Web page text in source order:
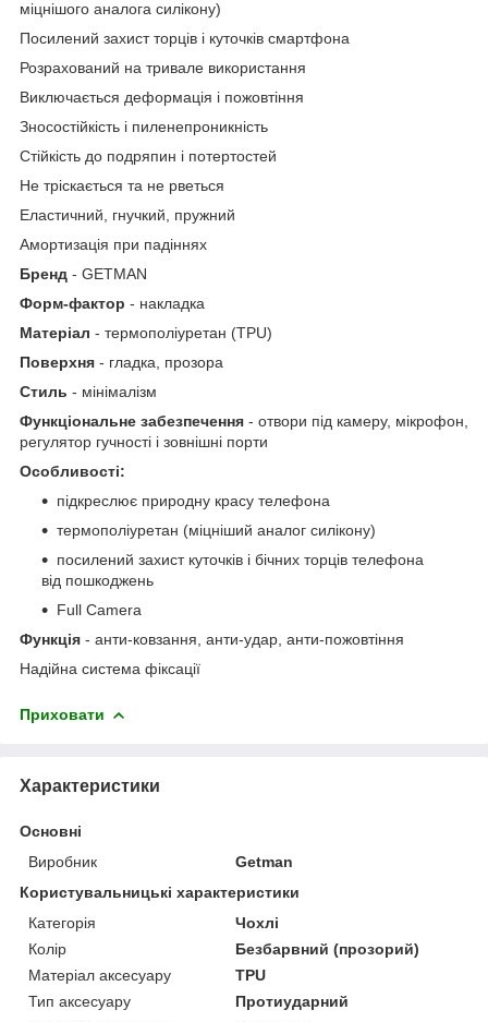
мiцнiшого аналога силікону)
Посилений захист торців і куточків смартфона
Розрахований на тривале використання
Виключається деформація і пожовтіння
Зносостійкість і пиленепроникність
Стійкість до подряпин і потертостей
Не тріскається та не рветься
Еластичний, гнучкий, пружний
Амортизація при падіннях
Бренд - GETMAN
Форм-фактор - накладка
Матеріал - термополiуретан (TPU)
Поверхня - гладка, прозора
Стиль - мінімалізм
Функціональне забезпечення - отвори під камеру, мікрофон,
регулятор гучності і зовнішні порти
Особливості:
підкреслює природну красу телефона
термополiуретан (міцніший аналог силікону)
посилений захист куточків і бічних торців телефона
від пошкоджень
Full Camera
Функція - анти-ковзання, анти-удар, анти-пожовтіння
Надійна система фіксації
Приховати
Характеристики
Основні
Виробник
Getman
Користувальницькі характеристики
Категорія
Чохлі
Колір
Безбарвний (прозорий)
Матеріал аксесуару
TPU
Тип аксесуару
Протиударний